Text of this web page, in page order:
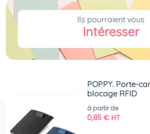
Ils pourraient vous
Intéresser
POPPY. Porte-
blocage RFID
à partir de
0,85€ HT